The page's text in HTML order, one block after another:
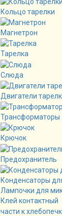
Кольцо тарелки
Магнетрон
Тарелка
Слюда
Двигатели
Трансформаторы
Крючок
Предохранитель
Конденсаторы
Лампочки для
Клей контактный